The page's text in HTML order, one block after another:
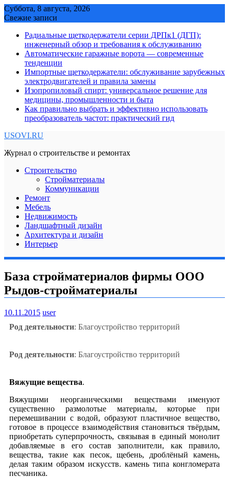
Skip
to
Суббота, 8 августа, 2026
Свежие записи
Радиальные щеткодержатели серии ДРПк1 (ДГП):
инженерный обзор и требования к обслуживанию
Автоматические гаражные ворота — современные
тенденции
Импортные щеткодержатели: обслуживание зарубежных
электродвигателей и правила замены
Изопропиловый спирт: универсальное решение для
медицины, промышленности и быта
Как правильно выбрать и эффективно использовать
преобразователь частот: практический гид
USOVI.RU
Журнал о строительстве и ремонтах
Строительство
Стройматериалы
Коммуникации
Ремонт
Мебель
Недвижимость
Ландшафтный дизайн
Архитектура и дизайн
Интерьер
База стройматериалов фирмы ООО
Рыдов-стройматериалы
10.11.2015 user
Род деятельности: Благоустройство территорий
Род деятельности: Благоустройство территорий
Вяжущие вещества.
Вяжущими неорганическими веществами именуют
существенно размолотые материалы, которые при
перемешивании с водой, образуют пластичное вещество,
готовое в процессе взаимодействия становиться твёрдым,
приобретать суперпрочность, связывая в единый монолит
добавляемые в его состав заполнители, как правило,
вещества, такие как песок, щебень, дроблёный камень,
делая таким образом искусств. камень типа конгломерата
песчаника.